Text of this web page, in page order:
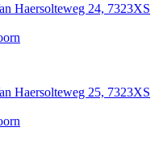
Haersolteweg 24, 7323XS
Haersolteweg 25, 7323XS